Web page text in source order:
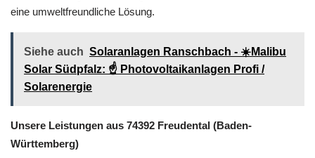
eine umweltfreundliche Lösung.
Siehe auch Solaranlagen Ranschbach - ☀️Malibu
Solar Südpfalz: ☝️ Photovoltaikanlagen Profi /
Solarenergie
Unsere Leistungen aus 74392 Freudental (Baden-
Württemberg)